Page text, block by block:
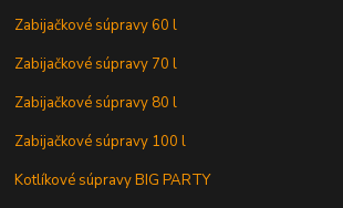
Zabijačkové súpravy 60 l
Zabijačkové súpravy 70 l
Zabijačkové súpravy 80 l
Zabijačkové súpravy 100 l
Kotlíkové súpravy BIG PARTY